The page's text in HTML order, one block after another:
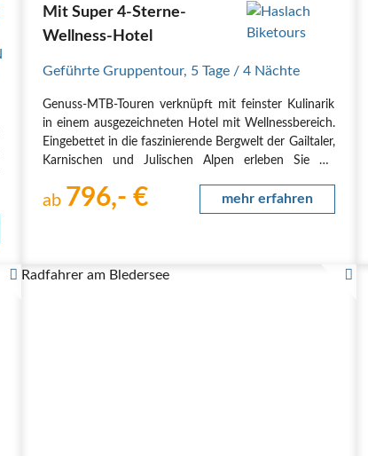
Mit Super 4-Sterne-
Wellness-Hotel
Geführte Gruppentour, 5 Tage / 4 Nächte
Genuss-MTB-Touren verknüpft mit feinster Kulinarik
in einem ausgezeichneten Hotel mit Wellnessbereich.
Eingebettet in die faszinierende Bergwelt der Gailtaler,
Karnischen und Julischen Alpen erleben Sie die
Erholung.
ab 796,- € mehr erfahren
Radfahrer am Bledersee